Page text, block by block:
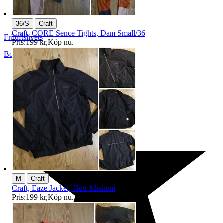
Friluftslivets
Bollnäs, Sverige
36/S | Craft
Craft, CORE Sence Tights, Dam Small/36
Pris:199 kr,Köp nu.
M | Craft
Craft, Eaze Jacket, Herr Medium
Pris:199 kr,Köp nu.